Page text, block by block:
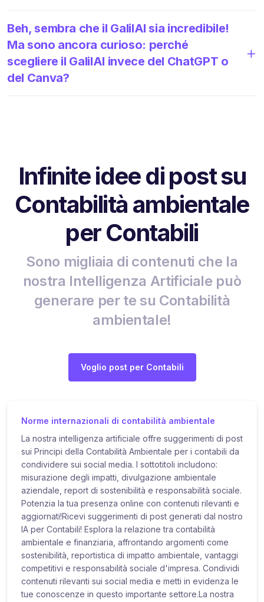
Beh, sembra che il GalilAI sia incredibile!
Ma sono ancora curioso: perché
scegliere il GalilAI invece del ChatGPT o
del Canva?
Infinite idee di post su
Contabilità ambientale
per Contabili
Sono migliaia di contenuti che la
nostra Intelligenza Artificiale può
generare per te su Contabilità
ambientale!
Voglio post per Contabili
Norme internazionali di contabilità ambientale
La nostra intelligenza artificiale offre suggerimenti di post
sui Principi della Contabilità Ambientale per i contabili da
condividere sui social media. I sottotitoli includono:
misurazione degli impatti, divulgazione ambientale
aziendale, report di sostenibilità e responsabilità sociale.
Potenzia la tua presenza online con contenuti rilevanti e
aggiornati!Ricevi suggerimenti di post generati dal nostro
IA per Contabili! Esplora la relazione tra contabilità
ambientale e finanziaria, affrontando argomenti come
sostenibilità, reportistica di impatto ambientale, vantaggi
competitivi e responsabilità sociale d'impresa. Condividi
contenuti rilevanti sui social media e metti in evidenza le
tue conoscenze in questo importante settore.La nostra